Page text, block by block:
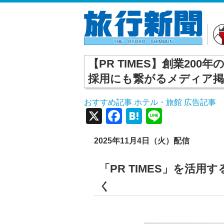
【PR TIMES】創業200
採用にも繋がるメディア
おすすめ記事 ホテル・旅館 広告記事
X Facebook
Hatena
2025年11月4 日（火）配信
「PR TIMES」を活用
く